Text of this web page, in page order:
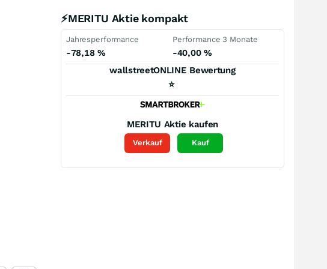
⚡MERITU Aktie kompakt
Jahresperformance
-78,18 %
Performance 3 Monate
-40,00 %
wallstreetONLINE Bewertung
⭐
MERITU Aktie kaufen
Verkauf Kauf